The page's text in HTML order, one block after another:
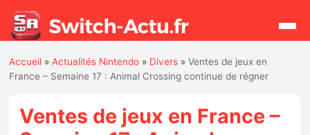
Rechercher
Actualités
Accueil »Actualités Nintendo » Divers »Ventes de jeux en
France – Semaine 17 : Animal Crossing continue de régner
Ventes de jeux en France –